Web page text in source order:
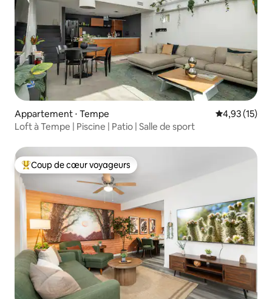
Appartement ⋅ Tempe Évaluation
4,93 (15)
Loft à Tempe | Piscine | Patio | Salle de sport
Coups de cœur voyageurs les plus appréciés
Coup de cœur voyageurs